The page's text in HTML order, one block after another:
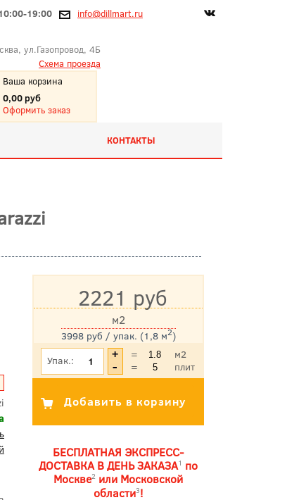
19:00 info@dillmart.ru
ул.Газопровод, 4Б
Схема проезда
Ваша корзина
0,00 руб
Оформить заказ
КОНТАКТЫ
2221 руб
3998 руб / упак. (1,8 м2)
м2
*Цена указана с учетом НДС
Упак.: =
м2
=
плит
БЕСПЛАТНАЯ ЭКСПРЕСС-
ДОСТАВКА В ДЕНЬ ЗАКАЗА1 по
Москве2 или Московской
области3!